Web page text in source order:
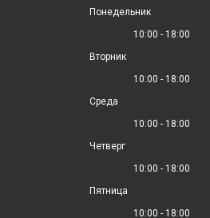
Понедельник
10:00 - 18:00
Вторник
10:00 - 18:00
Среда
10:00 - 18:00
Четверг
10:00 - 18:00
Пятница
10:00 - 18:00